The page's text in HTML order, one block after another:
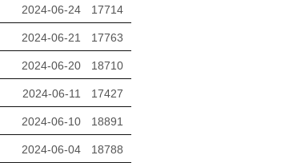
2024-06-24 17714
2024-06-21 17763
2024-06-20 18710
2024-06-11 17427
2024-06-10 18891
2024-06-04 18788